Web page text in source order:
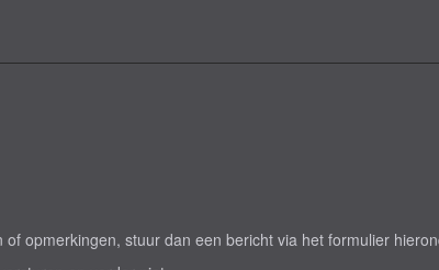
opmerkingen, stuur dan een bericht via het formulier